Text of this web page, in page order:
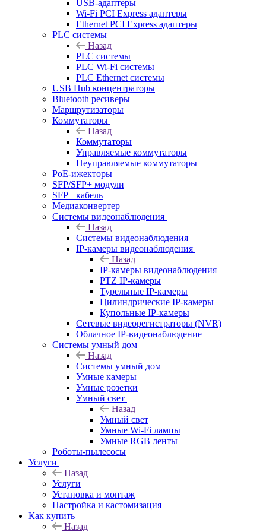
USB-адаптеры
Wi-Fi PCI Express адаптеры
Ethernet PCI Express адаптеры
PLC системы
Назад
PLC системы
PLC Wi-Fi системы
PLC Ethernet системы
USB Hub концентраторы
Bluetooth ресиверы
Маршрутизаторы
Коммутаторы
Назад
Коммутаторы
Управляемые коммутаторы
Неуправляемые коммутаторы
PoE-ижекторы
SFP/SFP+ модули
SFP+ кабель
Медиаконвертер
Системы видеонаблюдения
Назад
Системы видеонаблюдения
IP-камеры видеонаблюдения
Назад
IP-камеры видеонаблюдения
PTZ IP-камеры
Турельные IP-камеры
Цилиндрические IP-камеры
Купольные IP-камеры
Сетевые видеорегистраторы (NVR)
Облачное IP-видеонаблюдение
Системы умный дом
Назад
Системы умный дом
Умные камеры
Умные розетки
Умный свет
Назад
Умный свет
Умные Wi-Fi лампы
Умные RGB ленты
Роботы-пылесосы
Услуги
Назад
Услуги
Установка и монтаж
Настройка и кастомизация
Как купить
Назад